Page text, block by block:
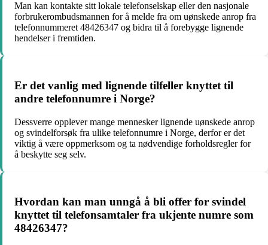
Man kan kontakte sitt lokale telefonselskap eller den nasjonale
forbrukerombudsmannen for å melde fra om uønskede anrop fra
telefonnummeret 48426347 og bidra til å forebygge lignende
hendelser i fremtiden.
Er det vanlig med lignende tilfeller knyttet til
andre telefonnumre i Norge?
Dessverre opplever mange mennesker lignende uønskede anrop
og svindelforsøk fra ulike telefonnumre i Norge, derfor er det
viktig å være oppmerksom og ta nødvendige forholdsregler for
å beskytte seg selv.
Hvordan kan man unngå å bli offer for svindel
knyttet til telefonsamtaler fra ukjente numre som
48426347?